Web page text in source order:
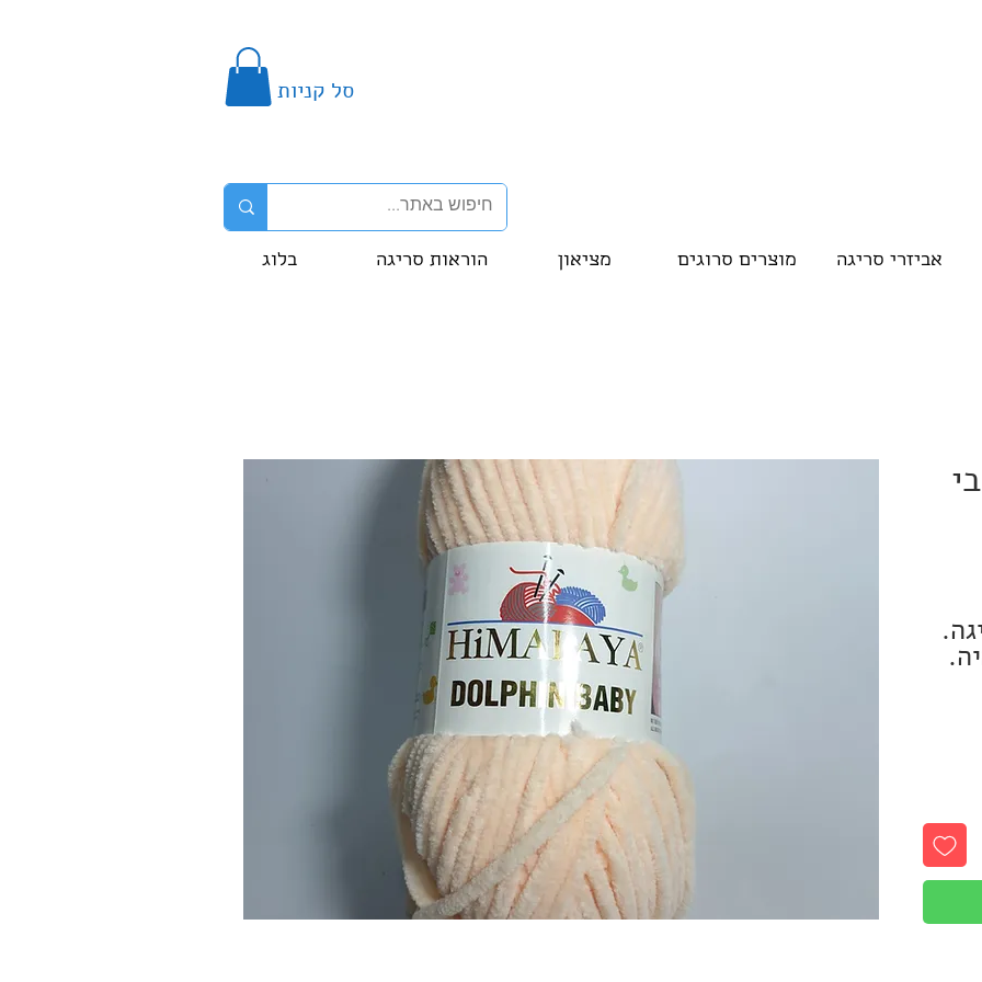
סל קניות
אביזרי סריגה מוצרים סרוגים מציאון הוראות סריגה בלוג